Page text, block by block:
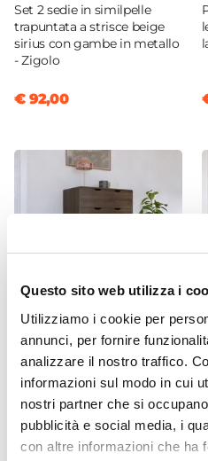
Questo sito web utilizza i
Utilizziamo i cookie per
annunci, per fornire
analizzare il nostro traffico.
informazioni sul modo in cui
nostri partner che si
pubblicità e social media, i
con altre informazioni che ha
Beige sirius
Colore Seduta
Beige sirius
Trama
Verniciatura a polvere
Caratteristiche
Altezza regolabile|Con
Set 2 sedie in similpelle
trapuntata a strisce beige
sirius con gambe in metallo
- Zigolo
€ 92,00
CODICE:EMB-C4K
Cassettiera 80x110h cm in
legno rovere kover con 4
cassetti - Ember
€ 128,00